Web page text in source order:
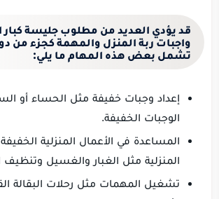
قد يؤدي العديد من مطلوب جليسة
واجبات ربة المنزل والمهمة كجزء من
تشمل بعض هذه المهام ما يلي:
إعداد وجبات خفيفة مثل الحساء أو
الوجبات الخفيفة.
المساعدة في الأعمال المنزلية
المنزلية مثل الغبار والغسيل وتنظيف
تشغيل المهمات مثل رحلات البقالة